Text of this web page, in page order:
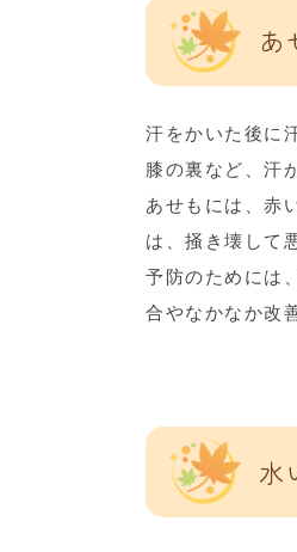
あ
汗をかいた後に
膝の裏など、汗
あせもには、赤
は、掻き壊して
予防のためには
合やなかなか改
水